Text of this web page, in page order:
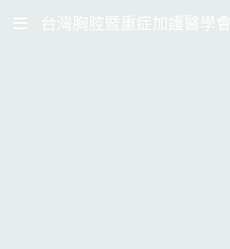
台灣胸腔暨重症加護醫學會